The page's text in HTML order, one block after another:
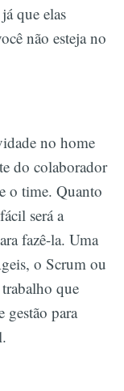
que elas
não esteja no
no home
do colaborador
o time. Quanto
será a
fazê-la. Uma
o Scrum ou
que
gestão para